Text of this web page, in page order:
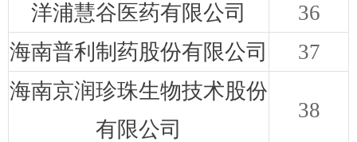
洋浦慧谷医药有限公司
36
海南普利制药股份有限公司
37
海南京润珍珠生物技术股份
有限公司
38